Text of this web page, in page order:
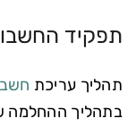
תפקיד
תהליך עריכת
בתהליך ההחלמה